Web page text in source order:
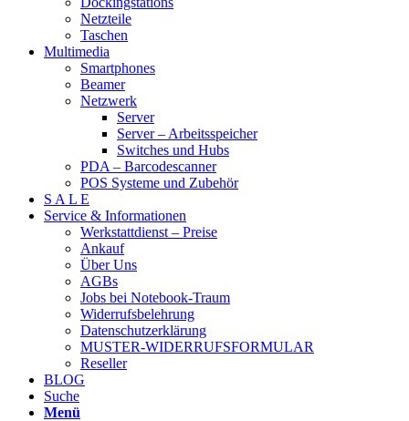
Netzteile
Taschen
Multimedia
Smartphones
Beamer
Netzwerk
Server
Server – Arbeitsspeicher
Switches und Hubs
PDA – Barcodescanner
POS Systeme und Zubehör
S A L E
Service & Informationen
Werkstattdienst – Preise
Ankauf
Über Uns
AGBs
Jobs bei Notebook-Traum
Widerrufsbelehrung
Datenschutzerklärung
MUSTER-WIDERRUFSFORMULAR
Reseller
BLOG
Suche
Menü